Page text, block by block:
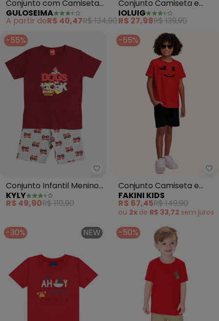
Conjunto com Camiseta
e Bermuda (Vermelho)
GULOSEIMA
A partir deR$ 40,47R$ 134,90
Conjunto Camiseta e
Bermuda Cinque
(Vermelho)
IOLUIG
R$ 27,98R$ 139,90
-55%
Kyly - Conjunto Infantil Menino
Conjunto Infantil Menino
Cachorrinho (Vinho)
KYLY
R$ 49,90R$ 110,90
-55%
Conjunto Camiseta e
Bermuda (Vermelho)
FAKINI KIDS
R$ 67,45R$ 149,90
ou 2x de R$ 33,72 sem juros
-30% NEW -50%